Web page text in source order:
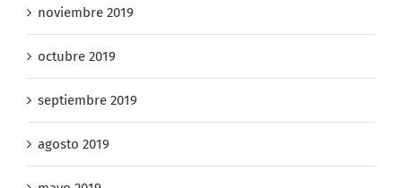
noviembre 2019
octubre 2019
septiembre 2019
agosto 2019